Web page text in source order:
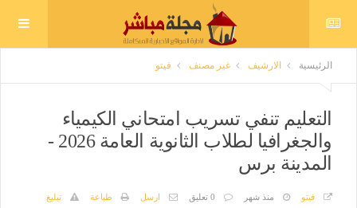
الرئيسية الارشيف غير مصنف فيتو
التعليم تنفي تسريب امتحاني الكيمياء
والجغرافيا لطلاب الثانوية العامة 2026 -
المدينة برس
فيتو منذ شهر 0 تعليق ارسل طباعة
تبليغ